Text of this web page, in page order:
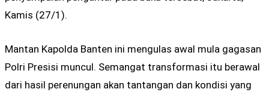
Kamis (27/1).
Mantan Kapolda Banten ini mengulas awal mula gagasan
Polri Presisi muncul. Semangat transformasi itu berawal
dari hasil perenungan akan tantangan dan kondisi yang